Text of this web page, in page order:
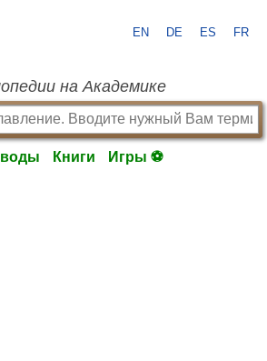
EN DE ES FR
на Академике
Книги Игры ⚽